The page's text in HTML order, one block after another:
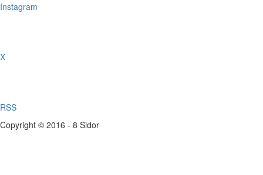
Instagram
X
RSS
Copyright © 2016 - 8 Sidor